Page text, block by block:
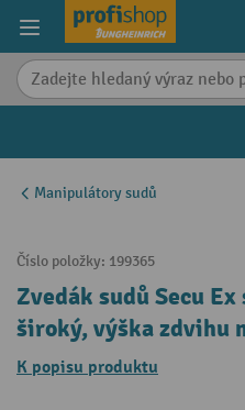
content
Manipulátory sudů
Číslo položky: 199365
Zvedák sudů Secu
široký, výška zdvihu
K popisu produktu